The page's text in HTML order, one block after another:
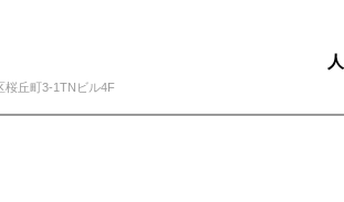
桜丘町3-1TNビル4F